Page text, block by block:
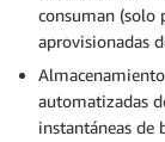
consuman (solo
aprovisionadas
automatizadas
instantáneas de